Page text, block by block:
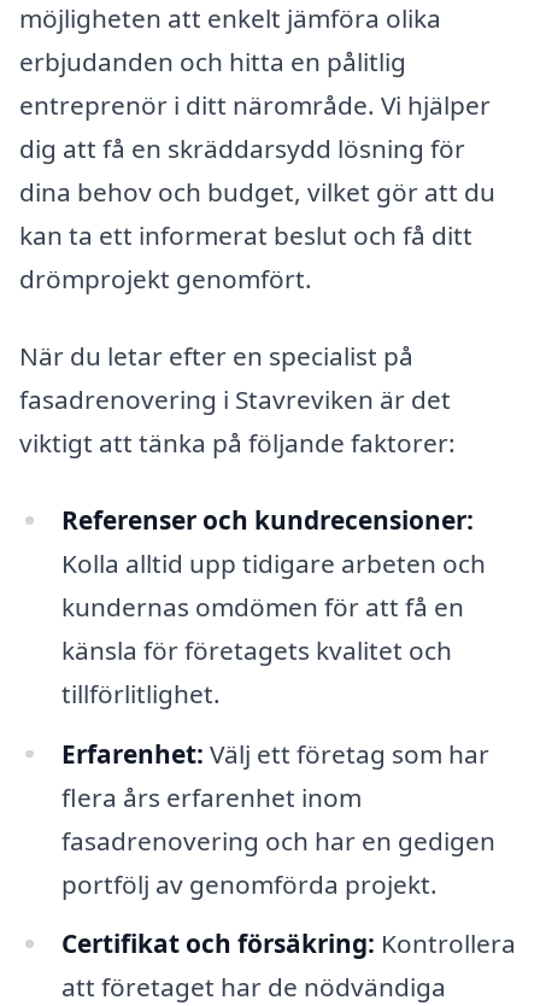
möjligheten att enkelt jämföra olika
erbjudanden och hitta en pålitlig
entreprenör i ditt närområde. Vi hjälper
dig att få en skräddarsydd lösning för
dina behov och budget, vilket gör att du
kan ta ett informerat beslut och få ditt
drömprojekt genomfört.
När du letar efter en specialist på
fasadrenovering i Stavreviken är det
viktigt att tänka på följande faktorer:
Referenser och kundrecensioner:
Kolla alltid upp tidigare arbeten och
kundernas omdömen för att få en
känsla för företagets kvalitet och
tillförlitlighet.
Erfarenhet: Välj ett företag som har
flera års erfarenhet inom
fasadrenovering och har en gedigen
portfölj av genomförda projekt.
Certifikat och försäkring: Kontrollera
att företaget har de nödvändiga